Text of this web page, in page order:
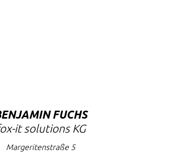
FUCHS
it solutions KG
Margeritenstraße 5